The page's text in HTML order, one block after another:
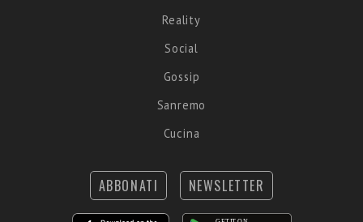
Reality
Social
Gossip
Sanremo
Cucina
ABBONATI NEWSLETTER